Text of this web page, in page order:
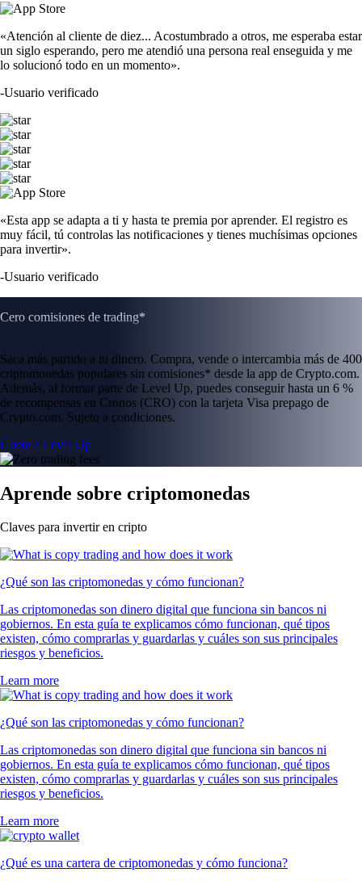
«Atención al cliente de diez... Acostumbrado a otros, me esperaba estar
un siglo esperando, pero me atendió una persona real enseguida y me
lo solucionó todo en un momento».
-Usuario verificado
«Esta app se adapta a ti y hasta te premia por aprender. El registro es
muy fácil, tú controlas las notificaciones y tienes muchísimas opciones
para invertir».
-Usuario verificado
Cero comisiones de trading*
Saca más partido a tu dinero. Compra, vende o intercambia más de 400
criptomonedas populares sin comisiones* desde la app de Crypto.com.
Además, al formar parte de Level Up, puedes conseguir hasta un 6 %
de recompensas en Cronos (CRO) con la tarjeta Visa prepago de
Crypto.com. Sujeto a condiciones.
Únete a Level Up
Aprende sobre criptomonedas
Claves para invertir en cripto
¿Qué son las criptomonedas y cómo funcionan?
Las criptomonedas son dinero digital que funciona sin bancos ni
gobiernos. En esta guía te explicamos cómo funcionan, qué tipos
existen, cómo comprarlas y guardarlas y cuáles son sus principales
riesgos y beneficios.
Learn more
¿Qué son las criptomonedas y cómo funcionan?
Las criptomonedas son dinero digital que funciona sin bancos ni
gobiernos. En esta guía te explicamos cómo funcionan, qué tipos
existen, cómo comprarlas y guardarlas y cuáles son sus principales
riesgos y beneficios.
Learn more
¿Qué es una cartera de criptomonedas y cómo funciona?